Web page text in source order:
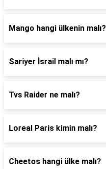
Mango hangi ülkenin malı?
Sariyer İsrail malı mı?
Tvs Raider ne malı?
Loreal Paris kimin malı?
Cheetos hangi ülke malı?